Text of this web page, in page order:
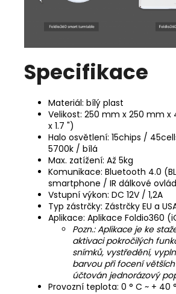
Specifikace
Materiál: bílý plast
Velikost: 250 mm x 250 mm x
x 1.7 ")
Halo osvětlení: 15chips /
5700k / bílá
Max. zatížení: Až 5kg
Komunikace: Bluetooth 4.0
smartphone / IR dálkové
Vstupní výkon: DC 12V / 1,2A
Typ zástrčky: Zástrčky EU a
Aplikace: Aplikace Foldio360
Pozn.: Aplikace je ke
aktivaci pokročilých
snímků, vystředění,
barvou při focení
účtován jednorázový
Provozní teplota: 0 ° C ~ + 40